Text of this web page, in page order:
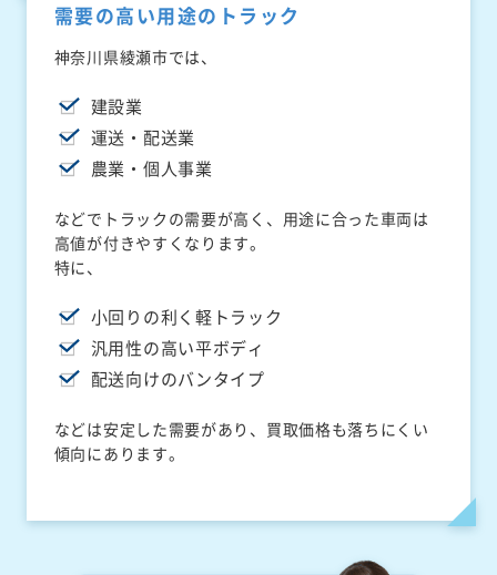
需要の高い用途のトラック
神奈川県綾瀬市では、
建設業
運送・配送業
農業・個人事業
などでトラックの需要が高く、用途に合った車両は
高値が付きやすくなります。
特に、
小回りの利く軽トラック
汎用性の高い平ボディ
配送向けのバンタイプ
などは安定した需要があり、買取価格も落ちにくい
傾向にあります。